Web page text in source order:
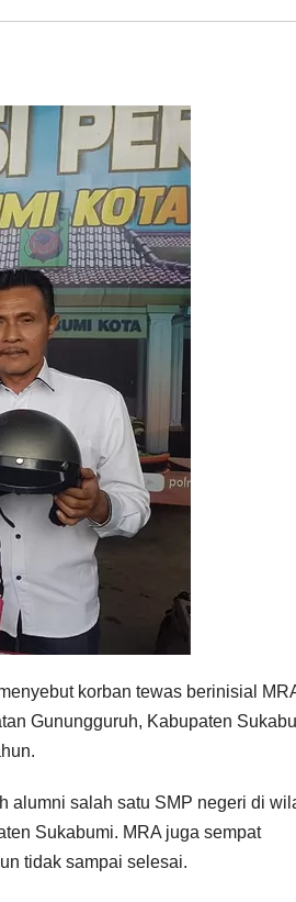
korban tewas berinisial
Gunungguruh, Kabupaten
alumni salah satu SMP negeri di
Sukabumi. MRA juga sempat
tidak sampai selesai.